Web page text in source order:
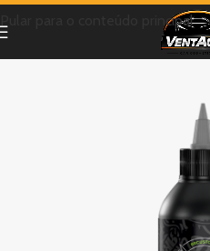
Pular para o conteúdo principal